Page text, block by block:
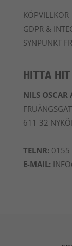
KÖPVILLKOR
GDPR &
SYNPUNKT
HITTA HIT
NILS OSCAR
611 32
TELNR: 0155
E-MAIL: